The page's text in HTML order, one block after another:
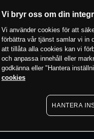
Vi bryr oss om din
Vi använder cookies för att
förbättra vår tjänst samlar vi in
att tillåta alla cookies kan vi
och anpassa innehåll eller
godkänna eller "Hantera
cookies
HANTERA